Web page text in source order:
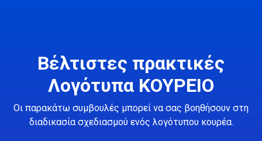
Βέλτιστες πρακτικές
Λογότυπα ΚΟΥΡΕΙΟ
Οι παρακάτω συμβουλές μπορεί να σας βοηθήσουν στη
διαδικασία σχεδιασμού ενός λογότυπου κουρέα.